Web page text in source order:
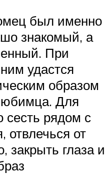
был именно
знакомый, а
При
удастся
образом
Для
сесть рядом с
отвлечься от
закрыть глаза и